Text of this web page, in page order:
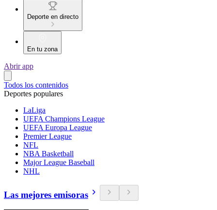
Deporte en directo
En tu zona
Abrir app
Todos los contenidos
Deportes populares
LaLiga
UEFA Champions League
UEFA Europa League
Premier League
NFL
NBA Basketball
Major League Baseball
NHL
Las mejores emisoras